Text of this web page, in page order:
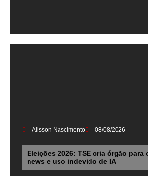
Alisson Nascimento 08/08/2026
Eleições 2026: TSE cria órgão para
news e uso indevido de IA